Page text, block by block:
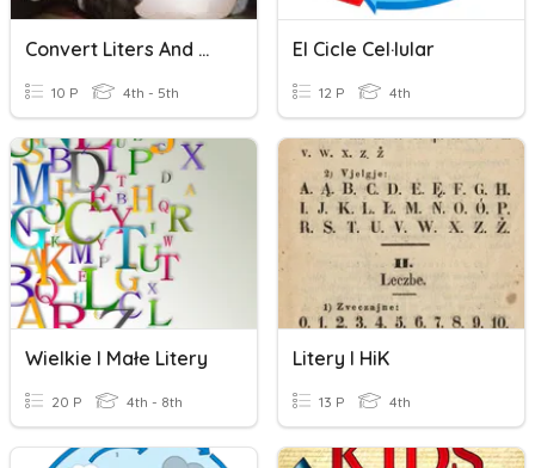
Convert Liters And Milliliters
10 P 4th - 5th
El Cicle Cel·lular
12 P 4th
Wielkie I Małe Litery
20 P 4th - 8th
Litery I HiK
13 P 4th